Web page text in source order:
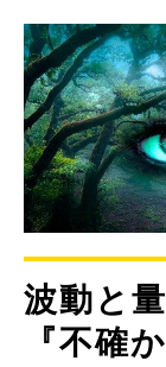
波動と
『不確